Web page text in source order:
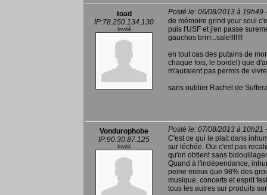
toad
IP:78.250.134.130
Invité
Posté le: 06/08/2013 à 19h49
de mémoire grind your soul
puis l'USF et j'en passe
gauchos brrrr...sale!!!!!!!
en tout cas des putains de
chaque fois, le bordel) que
m'auraient pas permis de
sans oublier Rachel de
Vondurophobe
IP:90.30.87.125
Invité
Posté le: 07/08/2013 à 10h21
C'est ce qui le plait dans
sur léchée. Oui c'est pas
qu'on obtient sans
Quand à l'indépendance,
peine mieux que 98% des
musique, concerts et esprit
tous les autres sur produits